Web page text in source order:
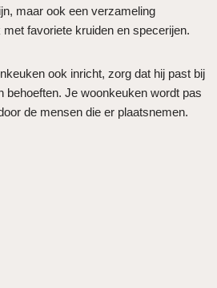
maar ook een verzameling
favoriete kruiden en specerijen.
ook inricht, zorg dat hij past bij
behoeften. Je woonkeuken wordt pas
de mensen die er plaatsnemen.